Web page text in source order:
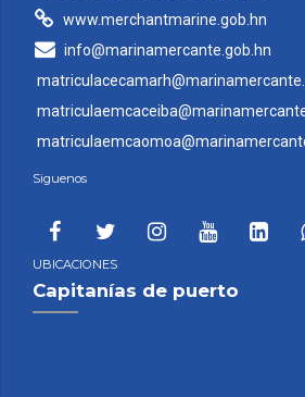
www.merchantmarine.gob.hn
info@marinamercante.gob.hn
Siguenos
UBICACIONES
Capitanías de puerto